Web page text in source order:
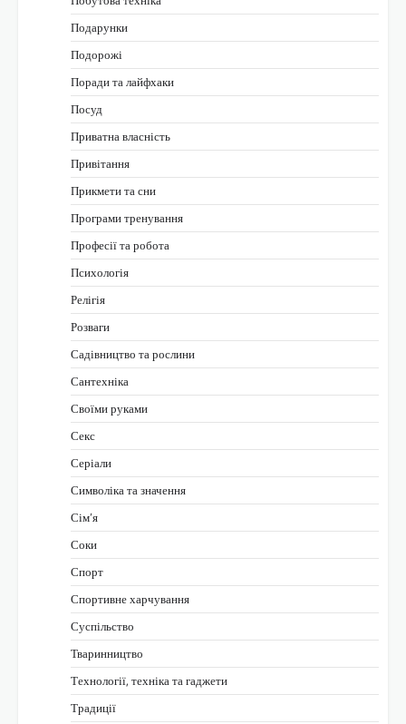
Подарунки
Подорожі
Поради та лайфхаки
Посуд
Приватна власність
Привітання
Прикмети та сни
Програми тренування
Професії та робота
Психологія
Релігія
Розваги
Садівництво та рослини
Сантехніка
Своїми руками
Секс
Серіали
Символіка та значення
Сім’я
Соки
Спорт
Спортивне харчування
Суспільство
Тваринництво
Технології, техніка та гаджети
Традиції